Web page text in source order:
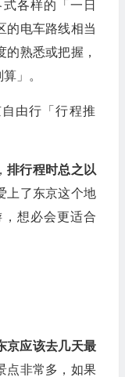
各样的「一日
的电车路线相当
熟悉或把握，
」。
排行程时总之以
上了东京这个地
想必会更适合
京应该去几天最
点非常多，如果